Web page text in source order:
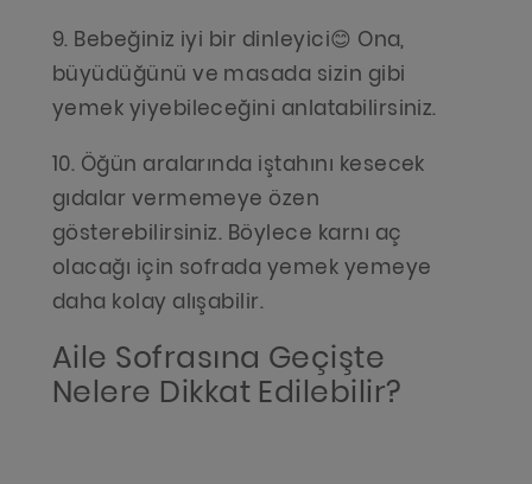
9. Bebeğiniz iyi bir dinleyici😊 Ona,
büyüdüğünü ve masada sizin gibi
yemek yiyebileceğini anlatabilirsiniz.
10. Öğün aralarında iştahını kesecek
gıdalar vermemeye özen
gösterebilirsiniz. Böylece karnı aç
olacağı için sofrada yemek yemeye
daha kolay alışabilir.
Aile Sofrasına Geçişte
Nelere Dikkat Edilebilir?